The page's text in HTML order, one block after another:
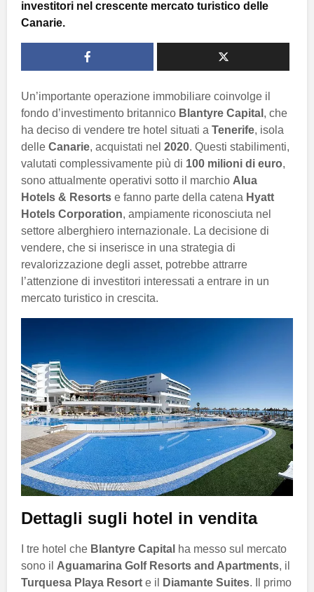
investitori nel crescente mercato turistico delle
Canarie.
Un’importante operazione immobiliare coinvolge il
fondo d’investimento britannico Blantyre Capital , che
ha deciso di vendere tre hotel situati a Tenerife, isola
delle Canarie, acquistati nel 2020. Questi stabilimenti,
valutati complessivamente più di 100 milioni di euro,
sono attualmente operativi sotto il marchio Alua
Hotels & Resorts e fanno parte della catena Hyatt
Hotels Corporation, ampiamente riconosciuta nel
settore alberghiero internazionale. La decisione di
vendere, che si inserisce in una strategia di
revalorizzazione degli asset, potrebbe attrarre
l’attenzione di investitori interessati a entrare in un
mercato turistico in crescita.
Dettagli sugli hotel in vendita
I tre hotel che Blantyre Capital ha messo sul mercato
sono il Aguamarina Golf Resorts and Apartments, il
Turquesa Playa Resort e il Diamante Suites. Il primo